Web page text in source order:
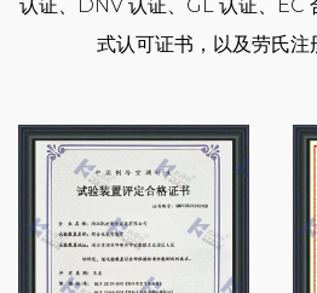
特种设备制造许可证等。我们拥有
求。我们的销售与服务网络不仅覆
范围内快速拓展。“凯得利”品牌制
知名度，赢得广大客户的认可与
括： 冷链物流企业：普洛斯、顺
认证、DNV 认证、GL 认证、EC
式认可证书，以及劳氏注